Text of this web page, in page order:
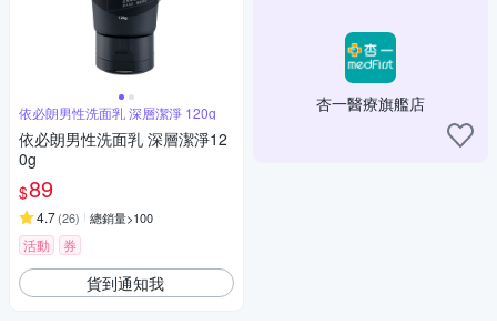
依必朗男性洗面乳 深層潔淨 120g
依必朗男性洗面乳 深層潔淨12
0g
$89
4.7(26) 總銷量>100
活動 券
貨到通知我
杏一醫療旗艦店